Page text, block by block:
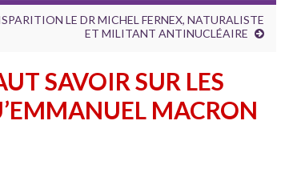
LE DR MICHEL FERNEX, NATURALISTE
ET MILITANT ANTINUCLÉAIRE
SAVOIR SUR LES
MACRON